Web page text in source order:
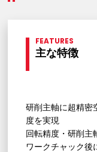
FEATURES
主な特徴
研削主軸に超精密
度を実現
回転精度・研削主
ワークチャック後